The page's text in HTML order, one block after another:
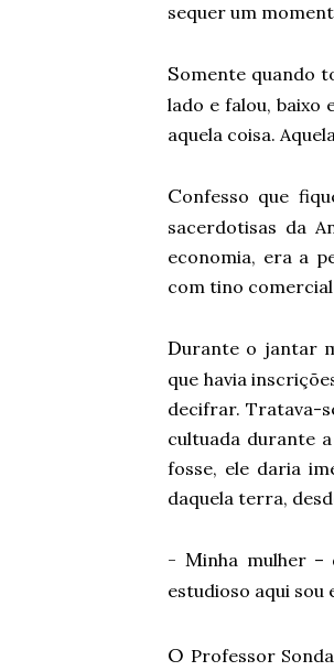
sequer um
Somente quando
lado e falou, baixo
aquela coisa.
Confesso que
sacerdotisas da
economia, era a
com tino
Durante o jantar
que havia
decifrar. Tratava-
cultuada durante
fosse, ele daria
daquela terra,
- Minha mulher –
estudioso aqui sou
O Professor